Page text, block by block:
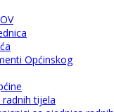
Općinskog
radnih tijela